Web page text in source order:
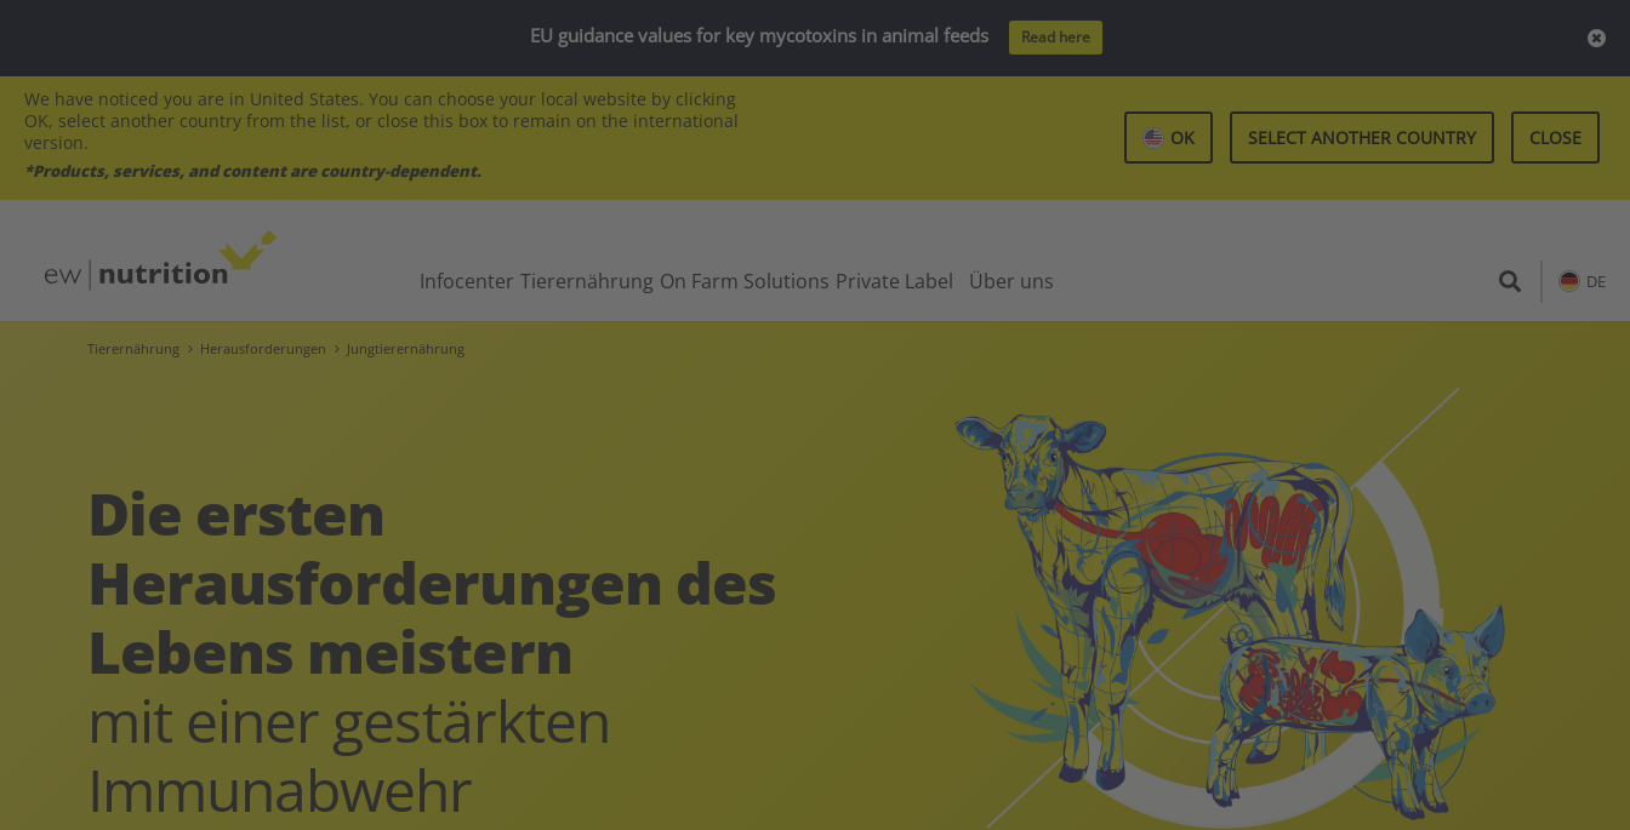
We have noticed you are in United States. You can choose your local website by clicking
OK, select another country from the list, or close this box to remain on the international
version.
*Products, services, and content are country-dependent.
OK SELECT ANOTHER COUNTRY CLOSE
Infocenter Tierernährung On Farm Solutions Private Label Über uns DE
Tierernährung Herausforderungen Jungtierernährung
Die ersten
Herausforderungen des
Lebens meistern
mit einer gestärkten
Immunabwehr
EU guidance values for key mycotoxins in animal feeds Read here